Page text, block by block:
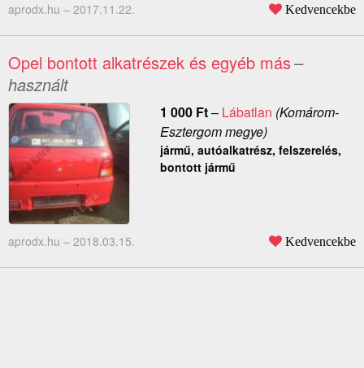
aprodx.hu – 2017.11.22. Kedvencekbe
Opel bontott alkatrészek és egyéb más–
használt
1 000 Ft– Lábatlan (Komárom-
Esztergom megye)
jármű, autóalkatrész, felszerelés,
bontott jármű
aprodx.hu – 2018.03.15. Kedvencekbe